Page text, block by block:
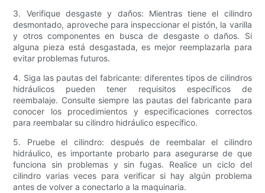
3. Verifique desgaste y daños: Mientras tiene el cilindro
desmontado, aproveche para inspeccionar el pistón, la varilla
y otros componentes en busca de desgaste o daños. Si
alguna pieza está desgastada, es mejor reemplazarla para
evitar problemas futuros.
4. Siga las pautas del fabricante: diferentes tipos de cilindros
hidráulicos pueden tener requisitos específicos de
reembalaje. Consulte siempre las pautas del fabricante para
conocer los procedimientos y especificaciones correctos
para reembalar su cilindro hidráulico específico.
5. Pruebe el cilindro: después de reembalar el cilindro
hidráulico, es importante probarlo para asegurarse de que
funciona sin problemas y sin fugas. Realice un ciclo del
cilindro varias veces para verificar si hay algún problema
antes de volver a conectarlo a la maquinaria.